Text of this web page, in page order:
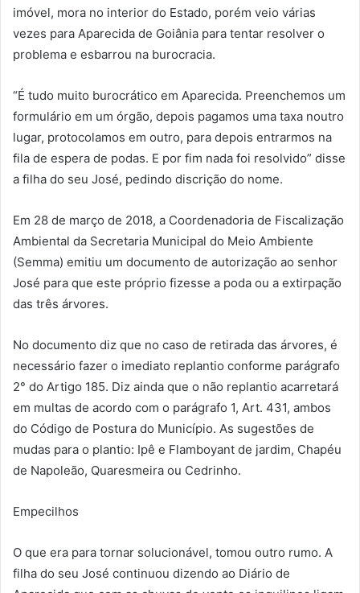
imóvel, mora no interior do Estado, porém veio várias
vezes para Aparecida de Goiânia para tentar resolver o
problema e esbarrou na burocracia.
“É tudo muito burocrático em Aparecida. Preenchemos um
formulário em um órgão, depois pagamos uma taxa noutro
lugar, protocolamos em outro, para depois entrarmos na
fila de espera de podas. E por fim nada foi resolvido” disse
a filha do seu José, pedindo discrição do nome.
Em 28 de março de 2018, a Coordenadoria de Fiscalização
Ambiental da Secretaria Municipal do Meio Ambiente
(Semma) emitiu um documento de autorização ao senhor
José para que este próprio fizesse a poda ou a extirpação
das três árvores.
No documento diz que no caso de retirada das árvores, é
necessário fazer o imediato replantio conforme parágrafo
2° do Artigo 185. Diz ainda que o não replantio acarretará
em multas de acordo com o parágrafo 1, Art. 431, ambos
do Código de Postura do Município. As sugestões de
mudas para o plantio: Ipê e Flamboyant de jardim, Chapéu
de Napoleão, Quaresmeira ou Cedrinho.
Empecilhos
O que era para tornar solucionável, tomou outro rumo. A
filha do seu José continuou dizendo ao Diário de